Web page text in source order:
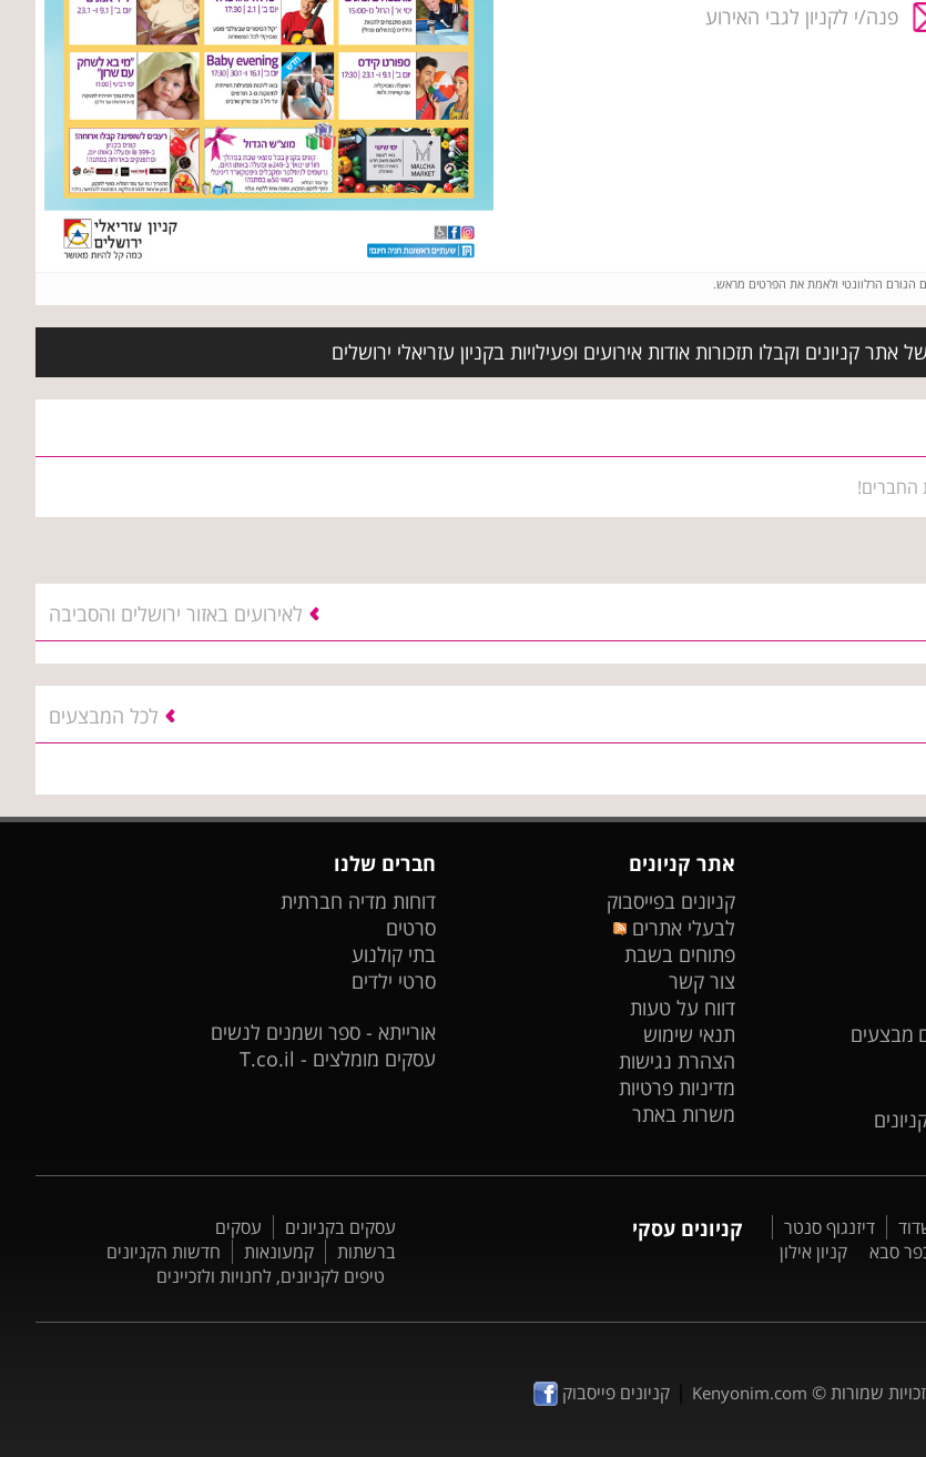
פנה/י לקניון לגבי האירוע
הגורם הרלוונטי ולאמת את הפרטים מראש.
קניונים וקבלו תזכורות אודות אירועים ופעילויות בקניון עזריאלי ירושלים
החברים!
לאירועים באזור ירושלים והסביבה
לכל המבצעים
מבצעים
אתר קניונים
קניונים בפייסבוק
לבעלי אתרים
פתוחים בשבת
צור קשר
דווח על טעות
תנאי שימוש
הצהרת נגישות
מדיניות פרטיות
משרות באתר
חברים שלנו
דוחות מדיה חברתית
סרטים
בתי קולנוע
סרטי ילדים
אורייתא - ספר ושמנים לנשים
עסקים מומלצים - T.co.il
דיזנגוף סנטר
קניון אילון
קניונים עסקי עסקים בקניונים
עסקים
ברשתות
קמעונאות
חדשות הקניונים
טיפים לקניונים, לחנויות ולזכיינים
שמורות © Kenyonim.com
|קניונים פייסבוק